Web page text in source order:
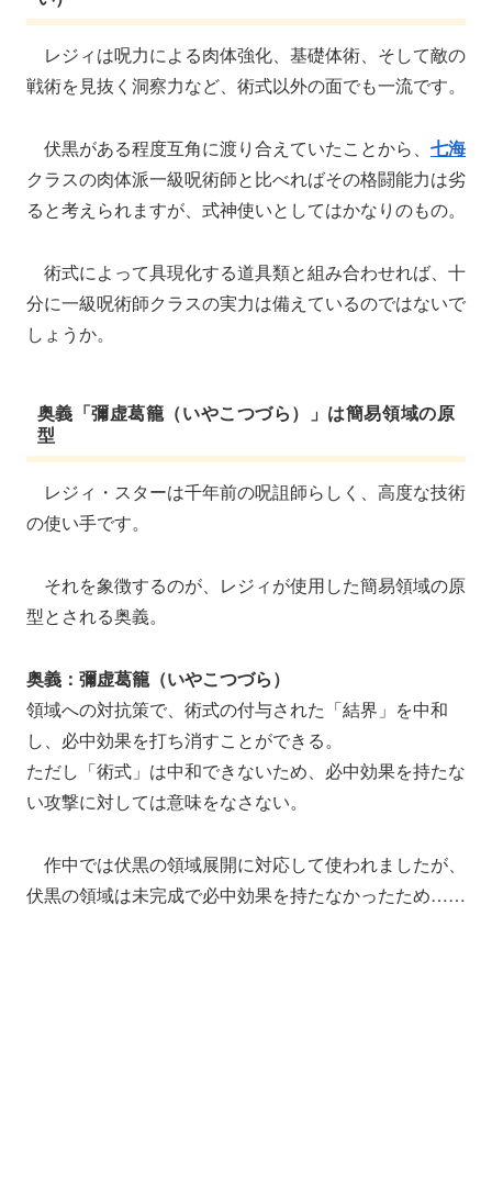
レジィは呪力による肉体強化、基礎体術、そして敵の
戦術を見抜く洞察力など、術式以外の面でも一流です。
伏黒がある程度互角に渡り合えていたことから、 七海
クラスの肉体派一級呪術師と比べればその格闘能力は劣
ると考えられますが、式神使いとしてはかなりのもの。
術式によって具現化する道具類と組み合わせれば、十
分に一級呪術師クラスの実力は備えているのではないで
しょうか。
奥義「彌虚葛籠（いやこつづら）」は簡易領域の原
型
レジィ・スターは千年前の呪詛師らしく、高度な技術
の使い手です。
それを象徴するのが、レジィが使用した簡易領域の原
型とされる奥義。
奥義： 彌虚葛籠（いやこつづら）
領域への対抗策で、術式の付与された「結界」を中和
し、必中効果を打ち消すことができる。
ただし「術式」は中和できないため、必中効果を持たな
い攻撃に対しては意味をなさない。
作中では伏黒の領域展開に対応して使われましたが、
伏黒の領域は未完成で必中効果を持たなかったため……